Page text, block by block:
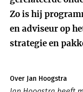
Zo is hij
en adviseur op
strategie en
Over Jan Hoogstra